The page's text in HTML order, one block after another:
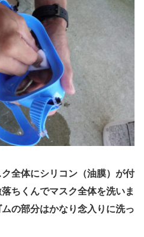
全体にシリコン（油膜）が付
ちくんでマスク全体を洗いま
の部分はかなり念入りに洗っ